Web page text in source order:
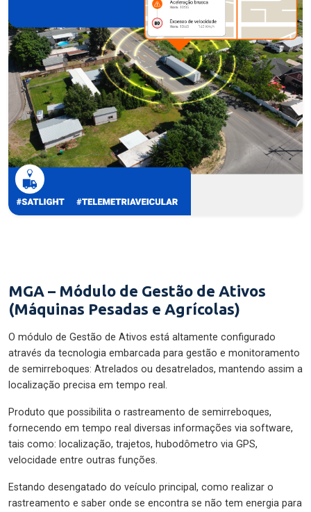
MGA – Módulo de Gestão de Ativos
(Máquinas Pesadas e Agrícolas)
O módulo de Gestão de Ativos está altamente configurado
através da tecnologia embarcada para gestão e monitoramento
de semirreboques: Atrelados ou desatrelados, mantendo assim a
localização precisa em tempo real.
Produto que possibilita o rastreamento de semirreboques,
fornecendo em tempo real diversas informações via software,
tais como: localização, trajetos, hubodômetro via GPS,
velocidade entre outras funções.
Estando desengatado do veículo principal, como realizar o
rastreamento e saber onde se encontra se não tem energia para